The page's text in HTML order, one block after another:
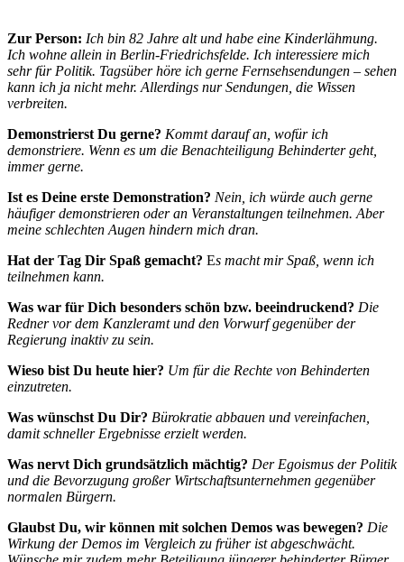
Zur Person: Ich bin 82 Jahre alt und habe eine Kinderlähmung.
Ich wohne allein in Berlin-Friedrichsfelde. Ich interessiere mich
sehr für Politik. Tagsüber höre ich gerne Fernsehsendungen – sehen
kann ich ja nicht mehr. Allerdings nur Sendungen, die Wissen
verbreiten.
Demonstrierst Du gerne? Kommt darauf an, wofür ich
demonstriere. Wenn es um die Benachteiligung Behinderter geht,
immer gerne.
Ist es Deine erste Demonstration? Nein, ich würde auch gerne
häufiger demonstrieren oder an Veranstaltungen teilnehmen. Aber
meine schlechten Augen hindern mich dran.
Hat der Tag Dir Spaß gemacht? Es macht mir Spaß, wenn ich
teilnehmen kann.
Was war für Dich besonders schön bzw. beeindruckend? Die
Redner vor dem Kanzleramt und den Vorwurf gegenüber der
Regierung inaktiv zu sein.
Wieso bist Du heute hier? Um für die Rechte von Behinderten
einzutreten.
Was wünschst Du Dir? Bürokratie abbauen und vereinfachen,
damit schneller Ergebnisse erzielt werden.
Was nervt Dich grundsätzlich mächtig? Der Egoismus der Politik
und die Bevorzugung großer Wirtschaftsunternehmen gegenüber
normalen Bürgern.
Glaubst Du, wir können mit solchen Demos was bewegen? Die
Wirkung der Demos im Vergleich zu früher ist abgeschwächt.